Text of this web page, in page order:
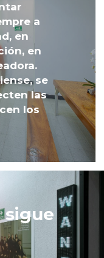
a
en
en
se
las
los
sigue